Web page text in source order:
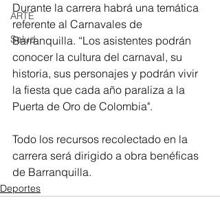
ARTE
Salud
Durante la carrera habrá una temática
referente al Carnavales de
Barranquilla. “Los asistentes podrán
conocer la cultura del carnaval, su
historia, sus personajes y podrán vivir
la fiesta que cada año paraliza a la
Puerta de Oro de Colombia".
Todo los recursos recolectado en la
carrera será dirigido a obra benéficas
de Barranquilla.
Deportes